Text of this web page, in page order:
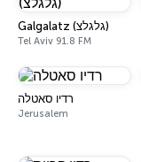
Galgalatz (גלגלצ)
Tel Aviv 91.8 FM
רדיו סאטלה
Jerusalem